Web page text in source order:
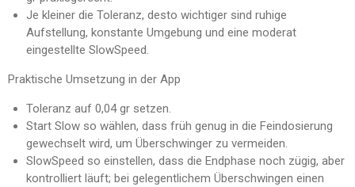
Je kleiner die Toleranz, desto wichtiger sind ruhige
Aufstellung, konstante Umgebung und eine moderat
eingestellte SlowSpeed.
Praktische Umsetzung in der App
Toleranz auf 0,04 gr setzen.
Start Slow so wählen, dass früh genug in die Feindosierung
gewechselt wird, um Überschwinger zu vermeiden.
SlowSpeed so einstellen, dass die Endphase noch zügig, aber
kontrolliert läuft; bei gelegentlichem Überschwingen einen